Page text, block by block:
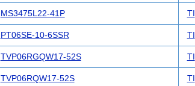
MS3475L22-41P TI
PT06SE-10-6SSR TI
TVP06RGQW17-52S TI
TVP06RQW17-52S TI